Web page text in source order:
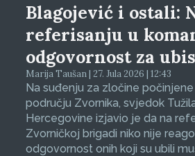
Blagojević i ostali:
referisanju u
odgovornost za
Marija Taušan | 27. Jula 2026 | 12:43
Na suđenju za zločine počinjene
području Zvornika, svjedok
Hercegovine izjavio je da na
Zvorničkoj brigadi niko nije
odgovornost onih koji su ubili